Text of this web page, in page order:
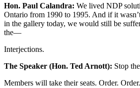
Hon. Paul Calandra: We lived NDP
Ontario from 1990 to 1995. And if it
in the gallery today, we would still be
the—
Interjections.
The Speaker (Hon. Ted Arnott): Stop
Members will take their seats. Order. Order.